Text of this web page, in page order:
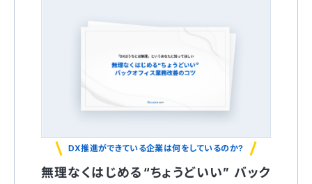
DX推進ができている企業は何をしているのか?
無理なくはじめる“ちょうどいい” バック